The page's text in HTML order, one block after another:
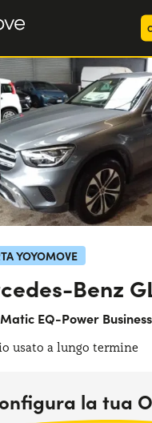
NOLEGGIOLUNGO
P.IVA
NOLEGGIO
storia
noi
CONVIENE
SCEGLI UN PAESE
YOYOMOVE
Benz
EQ-Power
usato a lungo termine
la tua